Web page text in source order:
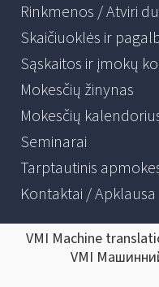
Rinkmenos / Atviri
Skaičiuoklės ir
Sąskaitos ir įmokų
Mokesčių žinynas
Mokesčių
Seminarai
Tarptautinis
Kontaktai / Apklausa
VMI Machine
VMI